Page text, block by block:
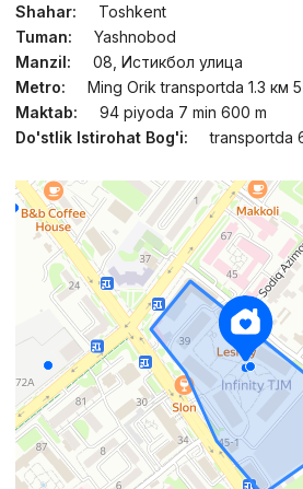
Shahar:
Toshkent
Tuman:
Yashnobod
Manzil:
08, Истикбол улица
Metro:
Ming Orik transportda 1.3 км
Maktab:
94 piyoda 7 min 600 m
Do'stlik Istirohat Bog'i:
transportda